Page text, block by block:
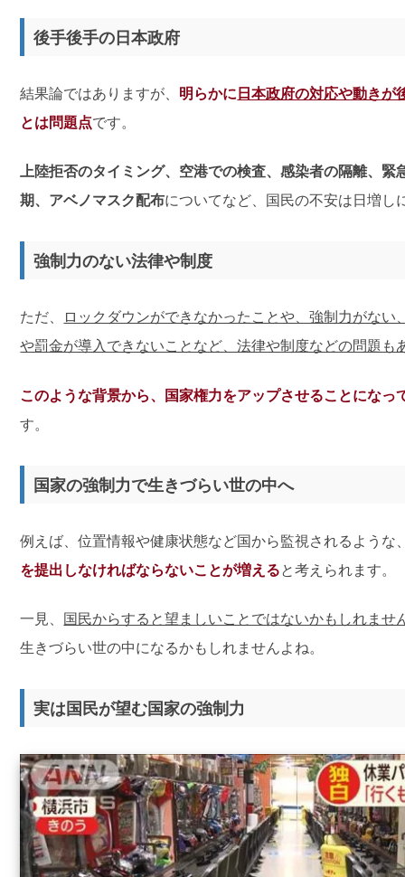
後手後手の日本政府
結果論ではありますが、 明らかに 日本政府の対応や動きが
とは問題点です。
上陸拒否のタイミング、空港での検査、感染者の隔離、緊
期、アベノマスク配布についてなど、国民の不安は日増し
強制力のない法律や制度
ただ、
ロックダウンができなかったことや、強制力がない
や罰金が導入できないことなど、法律や制度などの問題も
このような背景から、国家権力をアップさせることになっ
す。
国家の強制力で生きづらい世の中へ
例えば、位置情報や健康状態など国から監視されるような
を提出しなければならないことが増えると考えられます。
一見、 国民からすると望ましいことではないかもしれませ
生きづらい世の中になるかもしれませんよね。
実は国民が望む国家の強制力